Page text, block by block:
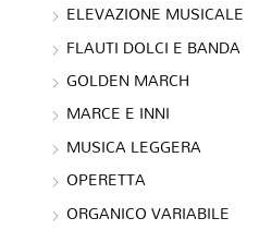
ELEVAZIONE MUSICALE
FLAUTI DOLCI E BANDA
GOLDEN MARCH
MARCE E INNI
MUSICA LEGGERA
OPERETTA
ORGANICO VARIABILE